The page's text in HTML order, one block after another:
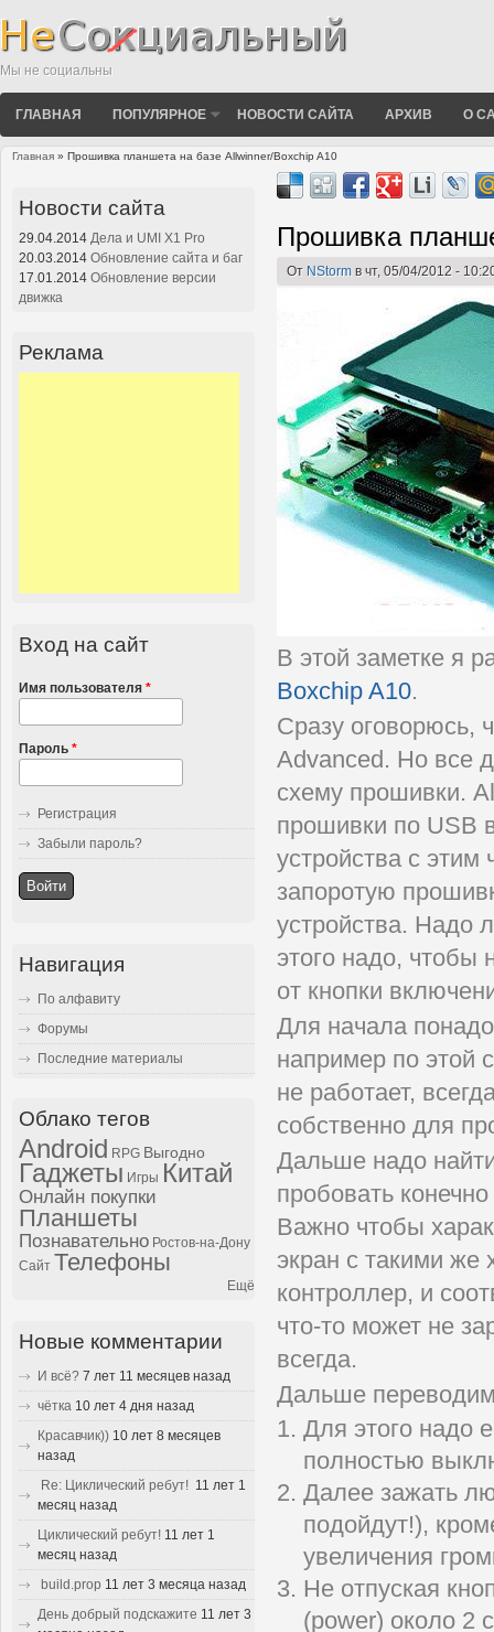
Мы не социальны
ГЛАВНАЯ ПОПУЛЯРНОЕ НОВОСТИ САЙТА АРХИВ О
Главная » Прошивка планшета на базе Allwinner/Boxchip A10
Прошивка
От NStorm в чт, 05/04/2012 -
В этой заметке я
Boxchip A10.
Сразу оговорюсь,
Advanced. Но все
схему прошивки.
прошивки по USB
устройства с
запоротую
устройства. Надо
этого надо, чтобы
от кнопки
Для начала
например по этой
не работает,
собственно для
Дальше надо
пробовать
Важно чтобы
экран с такими же
контроллер, и
что-то может не
всегда.
Дальше
Для этого надо
полностью
Далее зажать
подойдут!),
увеличения
Не отпуская
(power) около 2
Новости сайта
29.04.2014 Дела и UMI X1 Pro
20.03.2014 Обновление сайта и баг
17.01.2014 Обновление версии
движка
Реклама
Вход на сайт
Имя пользователя *
Пароль *
Регистрация
Забыли пароль?
Навигация
По алфавиту
Форумы
Последние материалы
Облако тегов
Android RPG Выгодно
Гаджеты Игры Китай
Онлайн покупки
Планшеты
Познавательно Ростов-на-Дону
Сайт Телефоны
Ещё
Новые комментарии
И всё? 7 лет 11 месяцев назад
чётка 10 лет 4 дня назад
Красавчик)) 10 лет 8 месяцев
назад
Re: Циклический ребут! 11 лет 1
месяц назад
Циклический ребут! 11 лет 1
месяц назад
build.prop 11 лет 3 месяца назад
День добрый подскажите 11 лет 3